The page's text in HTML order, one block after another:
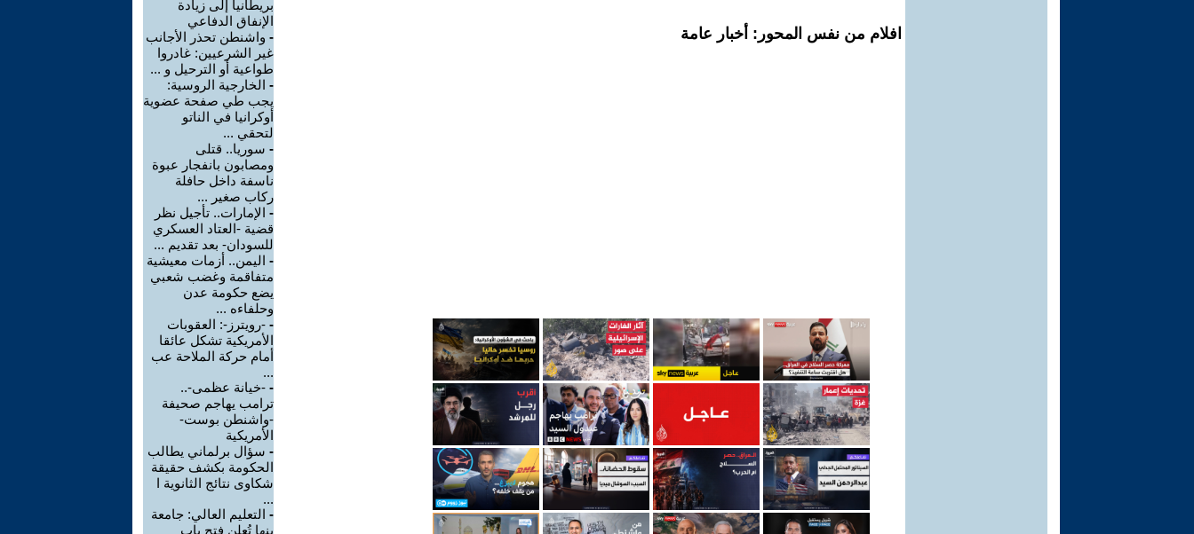
افلام من نفس المحور: أخبار عامة
بريطانيا إلى زيادة
الإنفاق الدفاعي
- واشنطن تحذر الأجانب
غير الشرعيين: غادروا
طواعية أو الترحيل و ...
- الخارجية الروسية:
يجب طي صفحة عضوية
أوكرانيا في الناتو
لتحقي ...
- سوريا.. قتلى
ومصابون بانفجار عبوة
ناسفة داخل حافلة
ركاب صغير ...
- الإمارات.. تأجيل نظر
قضية -العتاد العسكري
للسودان- بعد تقديم ...
- اليمن.. أزمات معيشية
متفاقمة وغضب شعبي
يضع حكومة عدن
وحلفاءه ...
- -رويترز-: العقوبات
الأمريكية تشكل عائقا
أمام حركة الملاحة عب
...
- -خيانة عظمى-..
ترامب يهاجم صحيفة
-واشنطن بوست-
الأمريكية
- سؤال برلماني يطالب
الحكومة بكشف حقيقة
شكاوى نتائج الثانوية ا
...
- التعليم العالي: جامعة
بنها تُعلن فتح باب